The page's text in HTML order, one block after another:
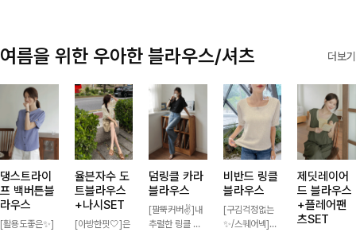
여름을 위한 우아한 블라우스/셔츠 더보기
댕스트라이
프 백버튼블
라우스
[활용도좋은✨]
율븐자수 도
트블라우스
+나시SET
[아방한핏🤍]은
덤링클 카라
블라우스
[팔뚝커버✌]내
추럴한 링클 텍
비반드 링클
블라우스
[구김걱정없는
✨/스퀘어넥]입
제딧레이어
드 블라우스
+플레어팬
츠SET